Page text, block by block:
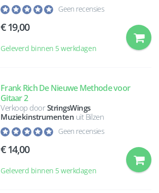
Geen recensies
19,00
Geleverd binnen 5 werkdagen
Frank Rich De Nieuwe Methode voor
Gitaar 2
Verkoop doorStringsWings
Muziekinstrumenten uit Bilzen
Geen recensies
14,00
Geleverd binnen 5 werkdagen